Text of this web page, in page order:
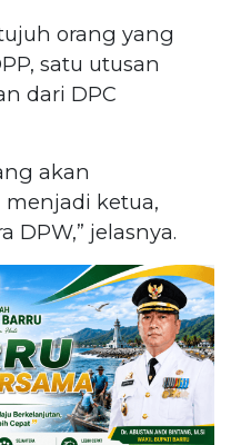
orang yang
satu utusan
dari DPC
akan
ketua,
DPW,” jelasnya.